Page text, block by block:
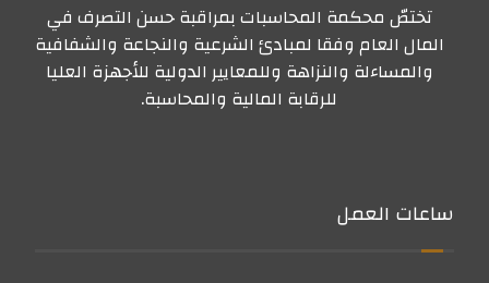
تختصّ محكمة المحاسبات بمراقبة حسن التصرف في
المال العام وفقا لمبادئ الشرعية والنجاعة والشفافية
والمساءلة والنزاهة وللمعايير الدولية للأجهزة العليا
للرقابة المالية والمحاسبة.
ساعات العمل